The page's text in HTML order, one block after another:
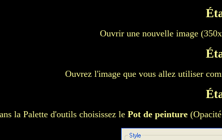
Ouvrir une nouvelle image
Ouvrez l'image que vous allez utiliser
la Palette d'outils choisissez le Pot de peinture